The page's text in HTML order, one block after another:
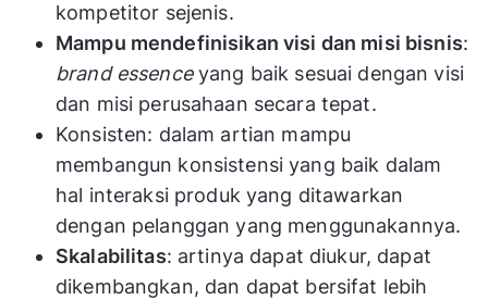
kompetitor sejenis.
Mampu mendefinisikan visi dan misi bisnis:
brand essenceyang baik sesuai dengan visi
dan misi perusahaan secara tepat.
Konsisten: dalam artian mampu
membangun konsistensi yang baik dalam
hal interaksi produk yang ditawarkan
dengan pelanggan yang menggunakannya.
Skalabilitas: artinya dapat diukur, dapat
dikembangkan, dan dapat bersifat lebih